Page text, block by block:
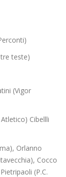
teste)
(Vigor
Cibellli
Orlanno
Cocco
(P.C.